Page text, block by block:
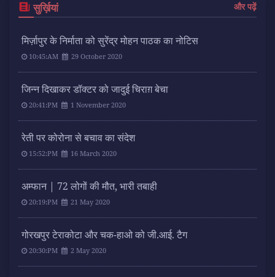
सुर्ख़ियां और पढ़ें
मिर्ज़ापुर के निर्माता को सुरेंद्र मोहन पाठक का नोटिस
10:45:AM 29 October 2020
जिन्न दिखाकर डॉक्टर को जादुई चिराग़ बेचा
20:41:PM 1 November 2020
रेती पर कोरोना से बचाव का संदेश
15:52:PM 16 March 2020
अम्फान | 72 लोगों की मौत, भारी तबाही
20:19:PM 21 May 2020
गोरखपुर टेराकोटा और चक-हाओ को जी.आई. टैग
20:30:PM 2 May 2020